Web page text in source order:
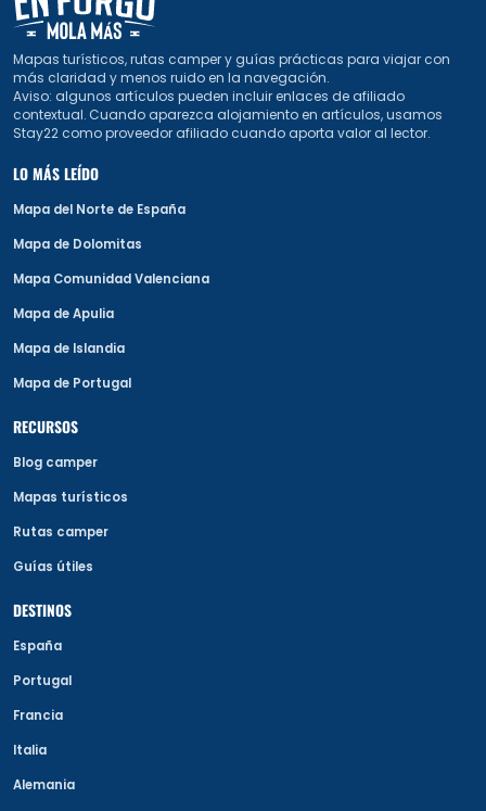
Mapas turísticos, rutas camper y guías prácticas para viajar con
más claridad y menos ruido en la navegación.
Aviso: algunos artículos pueden incluir enlaces de afiliado
contextual. Cuando aparezca alojamiento en artículos, usamos
Stay22 como proveedor afiliado cuando aporta valor al lector.
LO MÁS LEÍDO
Mapa del Norte de España
Mapa de Dolomitas
Mapa Comunidad Valenciana
Mapa de Apulia
Mapa de Islandia
Mapa de Portugal
RECURSOS
Blog camper
Mapas turísticos
Rutas camper
Guías útiles
DESTINOS
España
Portugal
Francia
Italia
Alemania